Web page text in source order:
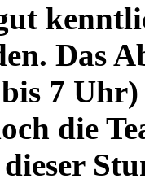
Das
7
die